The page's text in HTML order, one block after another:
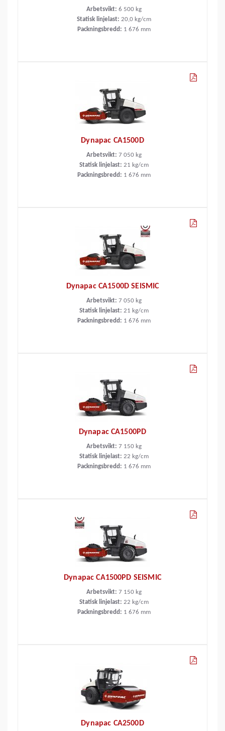
Arbetsvikt: 6 500 kg
Statisk linjelast: 20,0 kg/cm
Packningsbredd: 1 676 mm
Dynapac CA1500D
Arbetsvikt: 7 050 kg
Statisk linjelast: 21 kg/cm
Packningsbredd: 1 676 mm
Dynapac CA1500D SEISMIC
Arbetsvikt: 7 050 kg
Statisk linjelast: 21 kg/cm
Packningsbredd: 1 676 mm
Dynapac CA1500PD
Arbetsvikt: 7 150 kg
Statisk linjelast: 22 kg/cm
Packningsbredd: 1 676 mm
Dynapac CA1500PD SEISMIC
Arbetsvikt: 7 150 kg
Statisk linjelast: 22 kg/cm
Packningsbredd: 1 676 mm
Dynapac CA2500D